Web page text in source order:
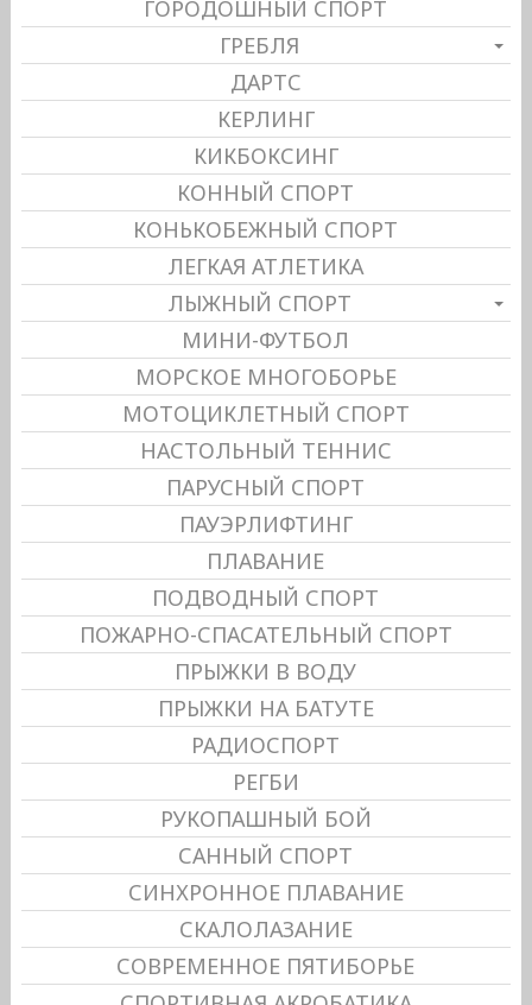
ГОРОДОШНЫЙ СПОРТ
ГРЕБЛЯ
ДАРТС
КЕРЛИНГ
КИКБОКСИНГ
КОННЫЙ СПОРТ
КОНЬКОБЕЖНЫЙ СПОРТ
ЛЕГКАЯ АТЛЕТИКА
ЛЫЖНЫЙ СПОРТ
МИНИ-ФУТБОЛ
МОРСКОЕ МНОГОБОРЬЕ
МОТОЦИКЛЕТНЫЙ СПОРТ
НАСТОЛЬНЫЙ ТЕННИС
ПАРУСНЫЙ СПОРТ
ПАУЭРЛИФТИНГ
ПЛАВАНИЕ
ПОДВОДНЫЙ СПОРТ
ПОЖАРНО-СПАСАТЕЛЬНЫЙ СПОРТ
ПРЫЖКИ В ВОДУ
ПРЫЖКИ НА БАТУТЕ
РАДИОСПОРТ
РЕГБИ
РУКОПАШНЫЙ БОЙ
САННЫЙ СПОРТ
СИНХРОННОЕ ПЛАВАНИЕ
СКАЛОЛАЗАНИЕ
СОВРЕМЕННОЕ ПЯТИБОРЬЕ